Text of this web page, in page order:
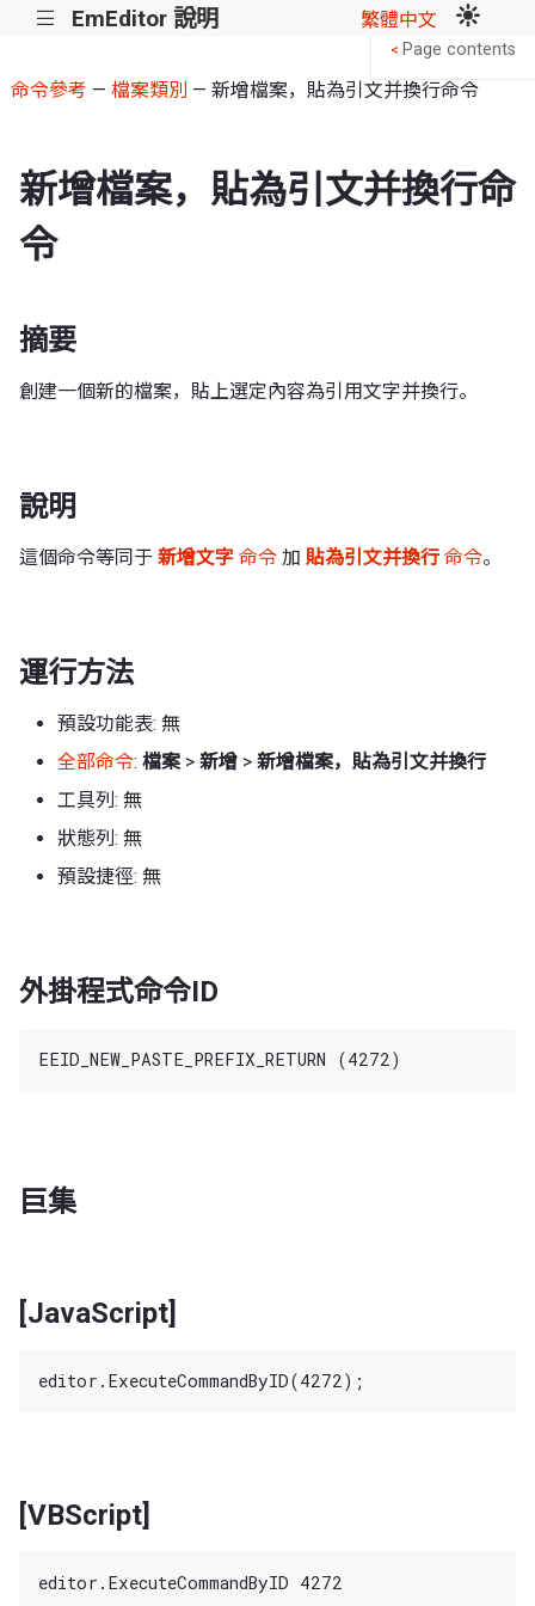
||| EmEditor 說明 繁體中文
命令參考 — 檔案類別 — 新增檔案，貼為引文并換行命令
新增檔案，貼為引文并換行命
令
摘要
創建一個新的檔案，貼上選定內容為引用文字并換行。
說明
這個命令等同于 新增文字 命令 加 貼為引文并換行 命令。
運行方法
預設功能表: 無
全部命令: 檔案 > 新增 > 新增檔案，貼為引文并換行
工具列: 無
狀態列: 無
預設捷徑: 無
外掛程式命令ID
巨集
[JavaScript]
[VBScript]
< Page contents